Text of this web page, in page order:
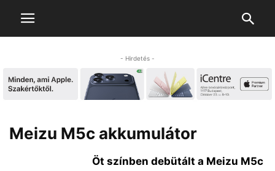
- Hirdetés -
Meizu M5c akkumulátor
Öt színben debütált a Meizu M5c